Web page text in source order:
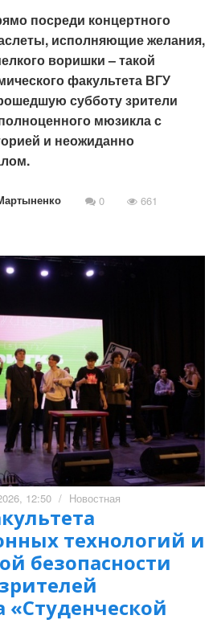
посреди концертного
исполняющие желания,
воришки – такой
факультета ВГУ
субботу зрители
мюзикла с
и неожиданно
0 661
12:50 / Новостная
технологий и
безопасности